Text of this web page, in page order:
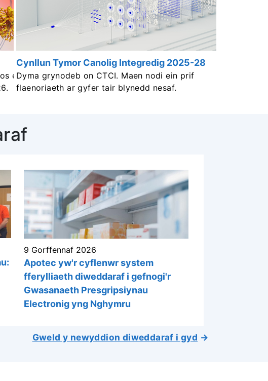
ein
Cynllun Tymor Canolig Integredig 2025-28
Dyma grynodeb on CTCI. Maen nodi ein prif
flaenoriaeth ar gyfer tair blynedd nesaf.
9 Gorffennaf 2026
Apotec yw'r cyflenwr system
fferylliaeth diweddaraf i gefnogi'r
Gwasanaeth Presgripsiynau
Electronig yng Nghymru
Gweld y newyddion diweddaraf i gyd →